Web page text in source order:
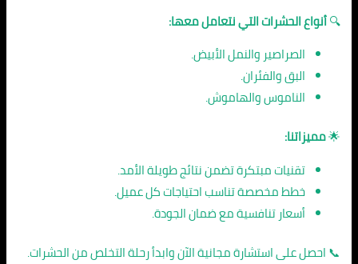
🔍أنواع الحشرات التي نتعامل معها:
الصراصير والنمل الأبيض.
البق والفئران.
الناموس والهاموش.
🌟مميزاتنا:
تقنيات مبتكرة تضمن نتائج طويلة الأمد.
خطط مخصصة تناسب احتياجات كل عميل.
أسعار تنافسية مع ضمان الجودة.
📞 احصل على استشارة مجانية الآن وابدأ رحلة التخلص من الحشرات.